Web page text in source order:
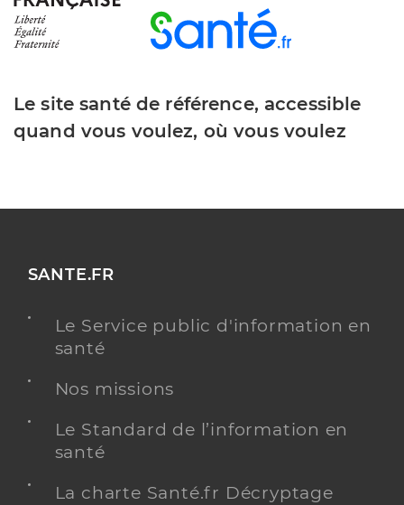
Le site santé de référence, accessible
quand vous voulez, où vous voulez
SANTE.FR
Le Service public d'information en
santé
Nos missions
Le Standard de l’information en
santé
La charte Santé.fr Décryptage